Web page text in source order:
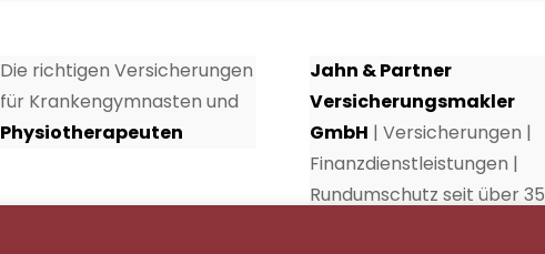
Die richtigen Versicherungen
für Krankengymnasten und
Physiotherapeuten
Jahn & Partner
Versicherungsmakler
GmbH | Versicherungen |
Finanzdienstleistungen |
Rundumschutz seit über 35